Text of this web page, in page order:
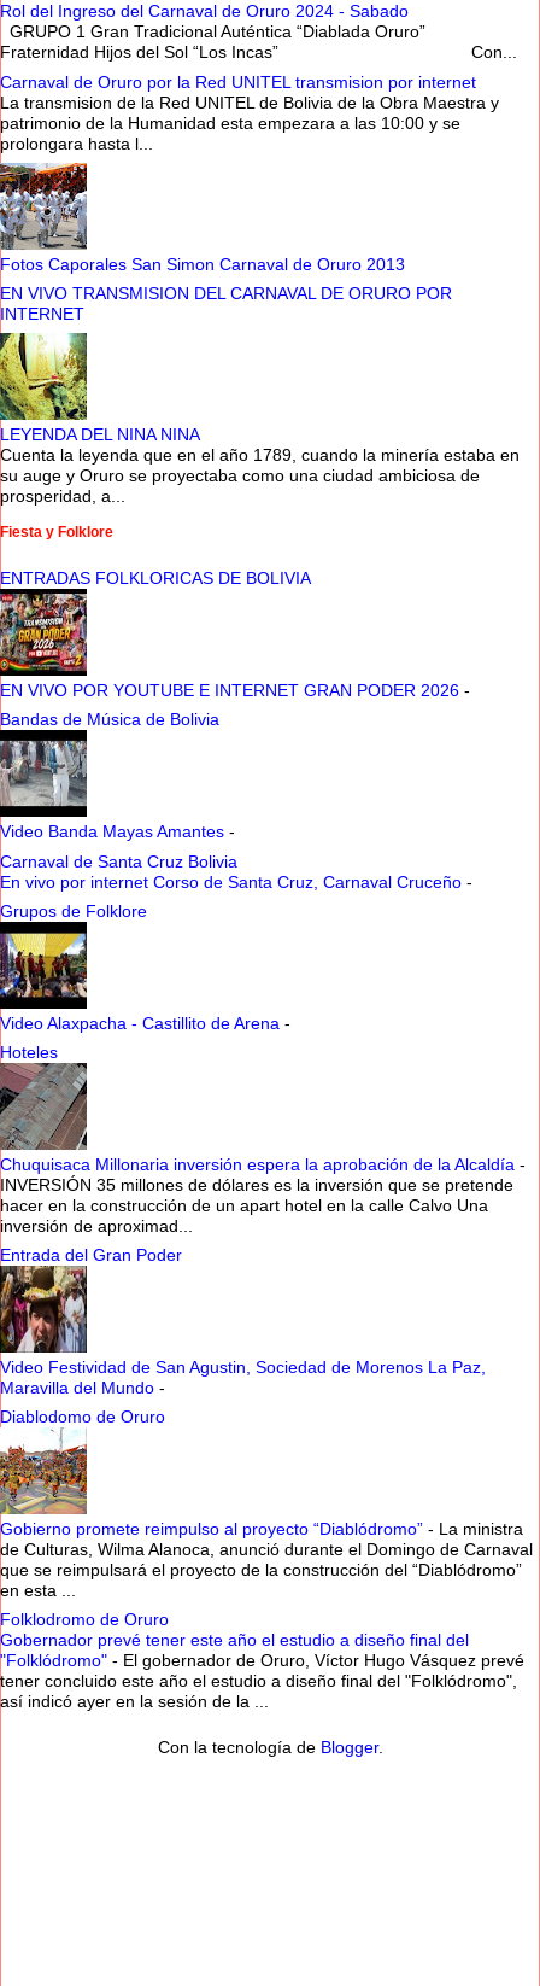
Rol del Ingreso del Carnaval de Oruro 2024 - Sabado
GRUPO 1 Gran Tradicional Auténtica “Diablada Oruro”
Fraternidad Hijos del Sol “Los Incas” Con...
Carnaval de Oruro por la Red UNITEL transmision por internet
La transmision de la Red UNITEL de Bolivia de la Obra Maestra y
patrimonio de la Humanidad esta empezara a las 10:00 y se
prolongara hasta l...
Fotos Caporales San Simon Carnaval de Oruro 2013
EN VIVO TRANSMISION DEL CARNAVAL DE ORURO POR
INTERNET
LEYENDA DEL NINA NINA
Cuenta la leyenda que en el año 1789, cuando la minería estaba en
su auge y Oruro se proyectaba como una ciudad ambiciosa de
prosperidad, a...
Fiesta y Folklore
ENTRADAS FOLKLORICAS DE BOLIVIA
EN VIVO POR YOUTUBE E INTERNET GRAN PODER 2026 -
Bandas de Música de Bolivia
Video Banda Mayas Amantes -
Carnaval de Santa Cruz Bolivia
En vivo por internet Corso de Santa Cruz, Carnaval Cruceño -
Grupos de Folklore
Video Alaxpacha - Castillito de Arena -
Hoteles
Chuquisaca Millonaria inversión espera la aprobación de la Alcaldía -
INVERSIÓN 35 millones de dólares es la inversión que se pretende
hacer en la construcción de un apart hotel en la calle Calvo Una
inversión de aproximad...
Entrada del Gran Poder
Video Festividad de San Agustin, Sociedad de Morenos La Paz,
Maravilla del Mundo -
Diablodomo de Oruro
Gobierno promete reimpulso al proyecto “Diablódromo” - La ministra
de Culturas, Wilma Alanoca, anunció durante el Domingo de Carnaval
que se reimpulsará el proyecto de la construcción del “Diablódromo”
en esta ...
Folklodromo de Oruro
Gobernador prevé tener este año el estudio a diseño final del
"Folklódromo" - El gobernador de Oruro, Víctor Hugo Vásquez prevé
tener concluido este año el estudio a diseño final del "Folklódromo",
así indicó ayer en la sesión de la ...
Con la tecnología de Blogger.